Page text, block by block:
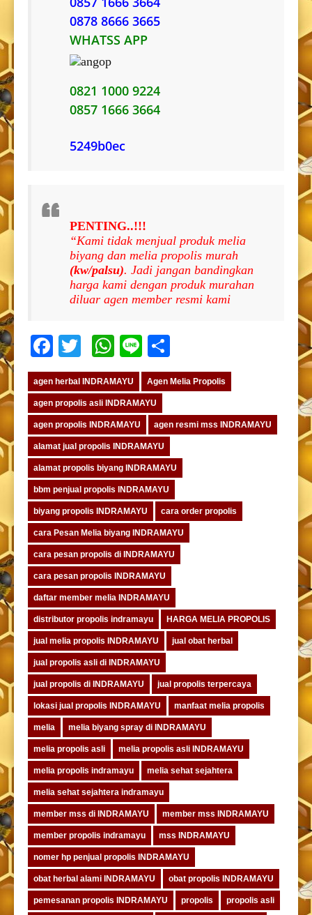
0878 8666 3665
WHATSS APP
0821 1000 9224
0857 1666 3664
5249b0ec
PENTING..!!!
“Kami tidak menjual produk melia
biyang dan melia propolis murah
(kw/palsu). Jadi jangan bandingkan
harga kami dengan produk murahan
diluar agen member resmi kami
Facebook
TwitterWhatsApp
Line
agen herbal INDRAMAYU Agen Melia Propolis
agen propolis asli INDRAMAYU
agen propolis INDRAMAYU agen resmi mss INDRAMAYU
alamat jual propolis INDRAMAYU
alamat propolis biyang INDRAMAYU
bbm penjual propolis INDRAMAYU
biyang propolis INDRAMAYU cara order propolis
cara Pesan Melia biyang INDRAMAYU
cara pesan propolis di INDRAMAYU
cara pesan propolis INDRAMAYU
daftar member melia INDRAMAYU
distributor propolis indramayu HARGA MELIA PROPOLIS
jual melia propolis INDRAMAYU jual obat herbal
jual propolis asli di INDRAMAYU
jual propolis di INDRAMAYU jual propolis terpercaya
lokasi jual propolis INDRAMAYU manfaat melia propolis
melia melia biyang spray di INDRAMAYU
melia propolis asli melia propolis asli INDRAMAYU
melia propolis indramayu melia sehat sejahtera
melia sehat sejahtera indramayu
member mss di INDRAMAYU member mss INDRAMAYU
member propolis indramayu mss INDRAMAYU
nomer hp penjual propolis INDRAMAYU
obat herbal alami INDRAMAYU obat propolis INDRAMAYU
pemesanan propolis INDRAMAYU propolis propolis asli